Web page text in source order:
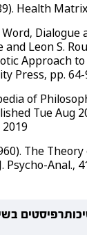
Health
Word,
and Leon S.
Approach
Press, pp. 64-
of
Tue Aug
The
Psycho-Anal.,